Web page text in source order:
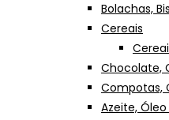
Bolachas,
Cereais
Chocolate,
Compotas,
Azeite,